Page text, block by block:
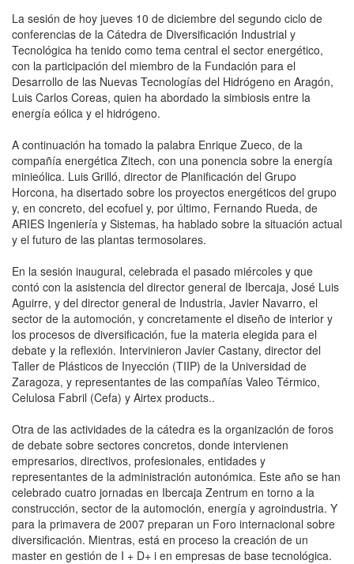
La sesión de hoy jueves 10 de diciembre del segundo ciclo de
conferencias de la Cátedra de Diversificación Industrial y
Tecnológica ha tenido como tema central el sector energético,
con la participación del miembro de la Fundación para el
Desarrollo de las Nuevas Tecnologías del Hidrógeno en Aragón,
Luis Carlos Coreas, quien ha abordado la simbiosis entre la
energía eólica y el hidrógeno.
A continuación ha tomado la palabra Enrique Zueco, de la
compañía energética Zitech, con una ponencia sobre la energía
minieólica. Luis Grilló, director de Planificación del Grupo
Horcona, ha disertado sobre los proyectos energéticos del grupo
y, en concreto, del ecofuel y, por último, Fernando Rueda, de
ARIES Ingeniería y Sistemas, ha hablado sobre la situación actual
y el futuro de las plantas termosolares.
En la sesión inaugural, celebrada el pasado miércoles y que
contó con la asistencia del director general de Ibercaja, José Luis
Aguirre, y del director general de Industria, Javier Navarro, el
sector de la automoción, y concretamente el diseño de interior y
los procesos de diversificación, fue la materia elegida para el
debate y la reflexión. Intervinieron Javier Castany, director del
Taller de Plásticos de Inyección (TIIP) de la Universidad de
Zaragoza, y representantes de las compañías Valeo Térmico,
Celulosa Fabril (Cefa) y Airtex products..
Otra de las actividades de la cátedra es la organización de foros
de debate sobre sectores concretos, donde intervienen
empresarios, directivos, profesionales, entidades y
representantes de la administración autonómica. Este año se han
celebrado cuatro jornadas en Ibercaja Zentrum en torno a la
construcción, sector de la automoción, energía y agroindustria. Y
para la primavera de 2007 preparan un Foro internacional sobre
diversificación. Mientras, está en proceso la creación de un
master en gestión de I + D+ i en empresas de base tecnológica.